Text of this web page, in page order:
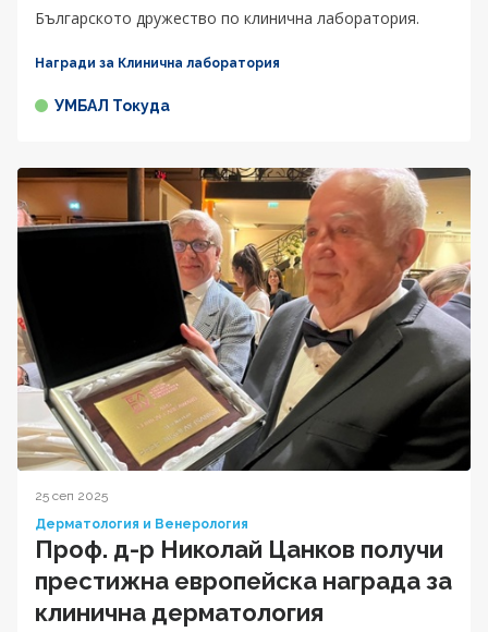
Българското дружество по клинична лаборатория.
Награди за Клинична лаборатория
УМБАЛ Токуда
25 сеп 2025
Дерматология и Венерология
Проф. д-р Николай Цанков получи
престижна европейска награда за
клинична дерматология